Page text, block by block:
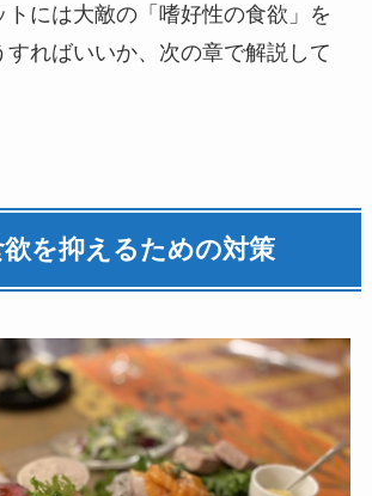
トには大敵の「嗜好性の食欲」を
すればいいか、次の章で解説して
欲を抑えるための対策